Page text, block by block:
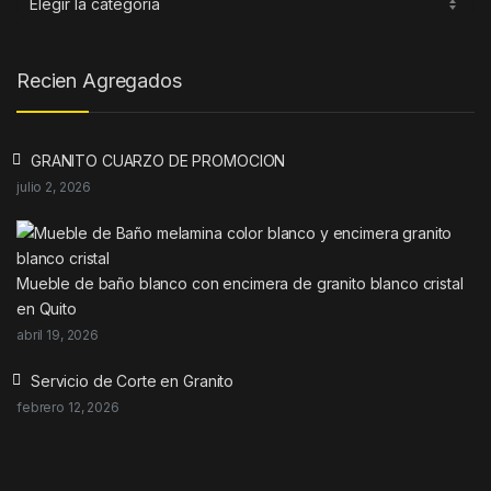
Recien Agregados
GRANITO CUARZO DE PROMOCION
julio 2, 2026
Mueble de baño blanco con encimera de granito blanco cristal
en Quito
abril 19, 2026
Servicio de Corte en Granito
febrero 12, 2026